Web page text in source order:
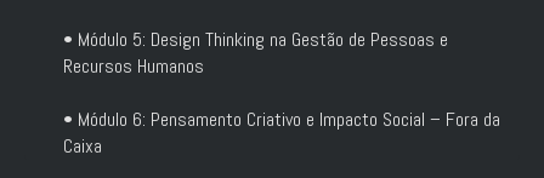
• Módulo 5: Design Thinking na Gestão de Pessoas e
Recursos Humanos
• Módulo 6: Pensamento Criativo e Impacto Social – Fora da
Caixa